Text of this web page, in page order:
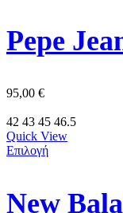
95,00 €
42 43 45 46.5
Quick View
Επιλογή